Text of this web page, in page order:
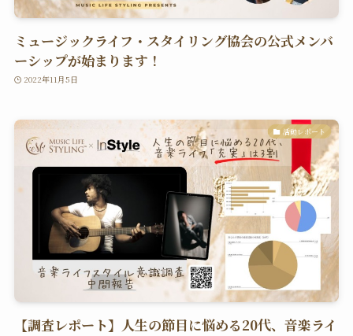
ミュージックライフ・スタイリング協会の公式メンバ
ーシップが始まります！
2022年11月5日
活動レポート
【調査レポート】人生の節目に悩める20代、音楽ライ